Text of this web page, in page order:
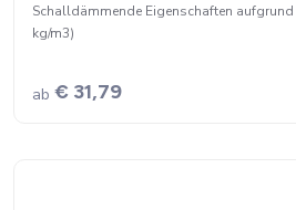
Schalldämmende Eigenschaften
kg/m3)
ab € 31,79